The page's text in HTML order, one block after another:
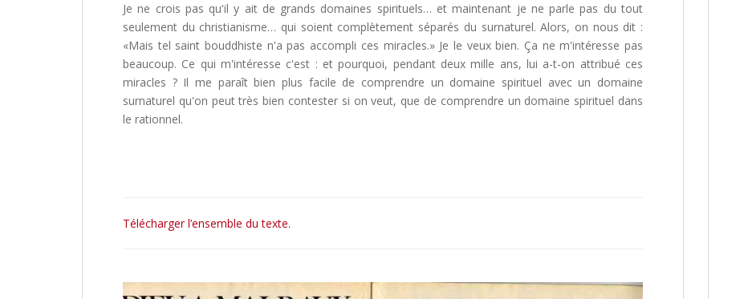
Je ne crois pas qu'il y ait de grands domaines spirituels… et maintenant je ne parle pas du tout
seulement du christianisme… qui soient complètement séparés du surnaturel. Alors, on nous dit :
«Mais tel saint bouddhiste n'a pas accompli ces miracles.» Je le veux bien. Ça ne m'intéresse pas
beaucoup. Ce qui m'intéresse c'est : et pourquoi, pendant deux mille ans, lui a-t-on attribué ces
miracles ? Il me paraît bien plus facile de comprendre un domaine spirituel avec un domaine
surnaturel qu'on peut très bien contester si on veut, que de comprendre un domaine spirituel dans
le rationnel.
Télécharger l’ensemble du texte.